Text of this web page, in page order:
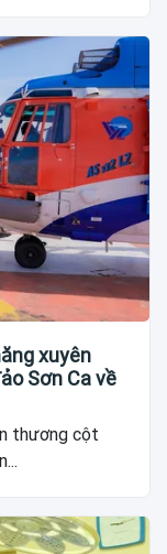
xuyên
Sơn Ca về
thương cột